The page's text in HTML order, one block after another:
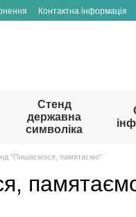
Контактна інформація
Стенд
державна
символіка
"Пишаємося, памятаємо"